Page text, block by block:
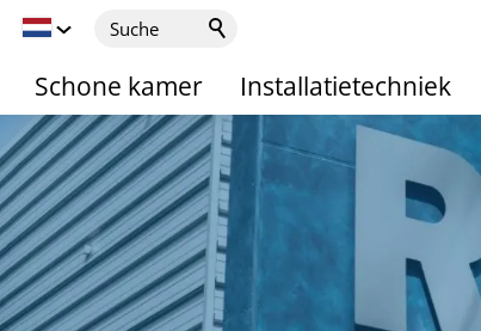
Schone kamer Installatietechniek